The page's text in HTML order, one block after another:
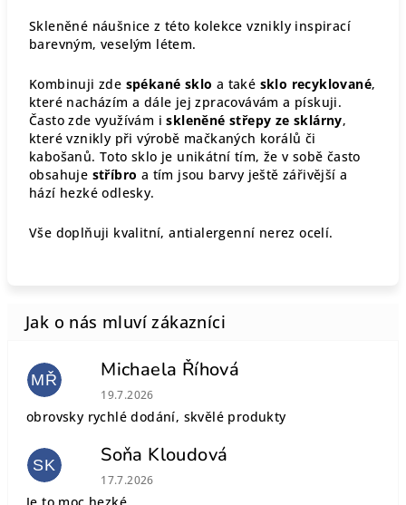
Skleněné náušnice z této kolekce vznikly inspirací
barevným, veselým létem.
Kombinuji zde spékané sklo a také sklo recyklované,
které nacházím a dále jej zpracovávám a pískuji.
Často zde využívám iskleněné střepy ze sklárny,
které vznikly při výrobě mačkaných korálů či
kabošanů. Toto sklo je unikátní tím, že v sobě často
obsahuje stříbro a tím jsou barvy ještě zářivější a
hází hezké odlesky.
Vše doplňuji kvalitní, antialergenní nerez ocelí.
MŘ Michaela Říhová
Hodnocení obchodu je 5 z 5 hvězdiček.
19.7.2026
obrovsky rychlé dodání, skvělé produkty
SK Soňa Kloudová
Hodnocení obchodu je 5 z 5 hvězdiček.
17.7.2026